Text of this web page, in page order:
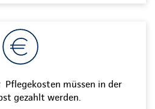
müssen in der
gezahlt werden.